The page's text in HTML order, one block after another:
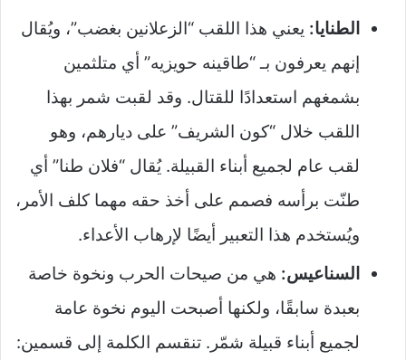
الطنايا: يعني هذا اللقب “الزعلانين بغضب”، ويُقال
إنهم يعرفون بـ “طاقينه حويزيه” أي متلثمين
بشمغهم استعدادًا للقتال. وقد لقبت شمر بهذا
اللقب خلال “كون الشريف” على ديارهم، وهو
لقب عام لجميع أبناء القبيلة. يُقال “فلان طنا” أي
طنّت برأسه فصمم على أخذ حقه مهما كلف الأمر،
ويُستخدم هذا التعبير أيضًا لإرهاب الأعداء.
السناعيس: هي من صيحات الحرب ونخوة خاصة
بعبدة سابقًا، ولكنها أصبحت اليوم نخوة عامة
لجميع أبناء قبيلة شمّر. تنقسم الكلمة إلى قسمين: